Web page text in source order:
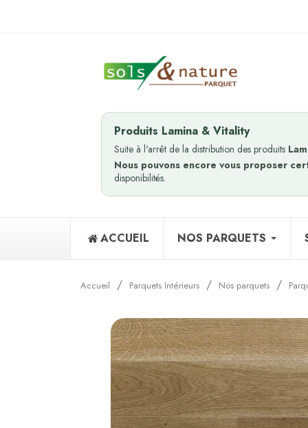
Produits Lamina & Vitality
Suite à l'arrêt de la distribution des produits
Nous pouvons encore vous proposer
disponibilités.
ACCUEIL NOS PARQUETS
Accueil Parquets Intérieurs Nos parquets